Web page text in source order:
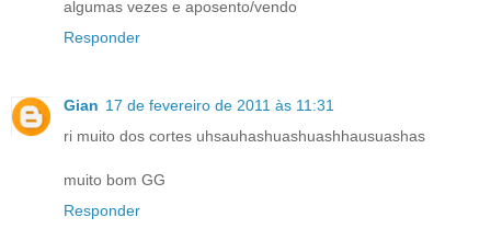
algumas vezes e aposento/vendo
Responder
Gian 17 de fevereiro de 2011 às 11:31
ri muito dos cortes uhsauhashuashuashhausuashas
muito bom GG
Responder